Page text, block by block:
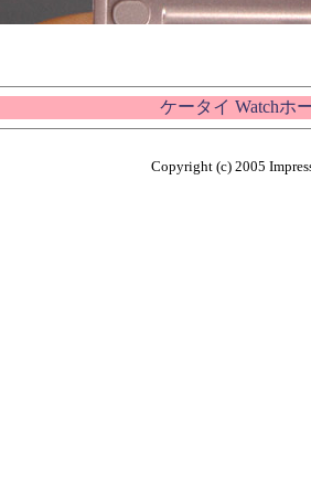
ケータイ Watchホ
Copyright (c) 2005